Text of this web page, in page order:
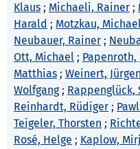
Klaus ; Michaeli, Rainer ;
Harald ; Motzkau,
Neubauer, Rainer ;
Ott, Michael ; Papenroth,
Matthias ; Weinert, Jürgen
Wolfgang; Rappenglück,
Reinhardt, Rüdiger ;
Teigeler, Thorsten ;
Rosé, Helge ; Kaplow,